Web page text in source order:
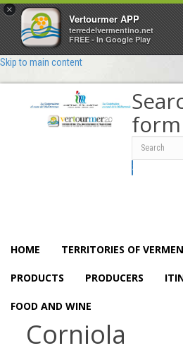
×
Vertourmer APP
terredelvermentino.net
FREE - In Google Play
Skip to main content
form
Search
HOME TERRITORIES OF
PRODUCTS PRODUCERS
FOOD AND WINE
Corniola